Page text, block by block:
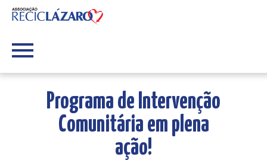
Programa de Intervenção
Comunitária em plena
ação!